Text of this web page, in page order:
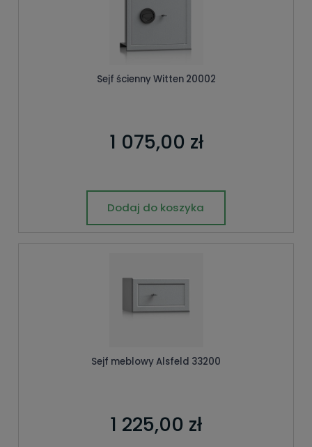
Sejf ścienny Witten 20002
1 075,00 zł
Dodaj do koszyka
Sejf meblowy Alsfeld 33200
1 225,00 zł